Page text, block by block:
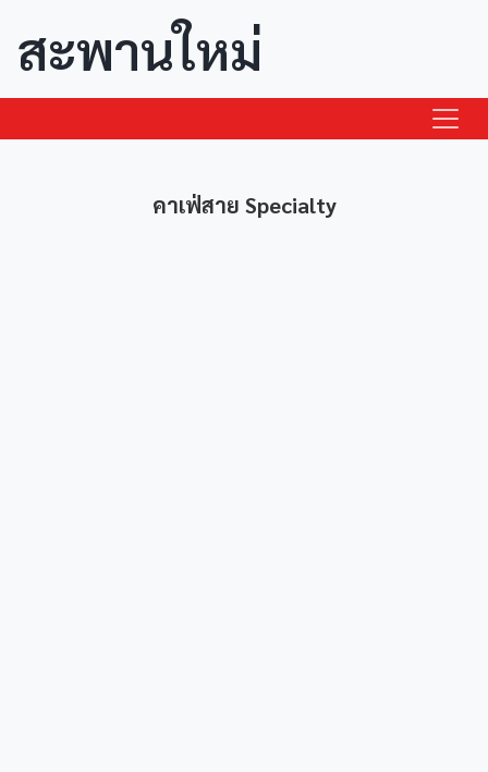
สะพานใหม่
คาเฟ่สาย Specialty